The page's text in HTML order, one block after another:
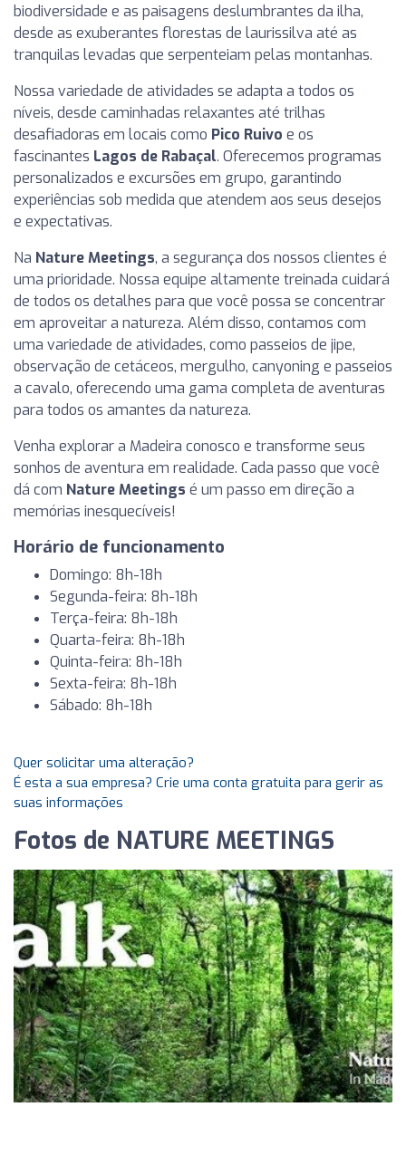
biodiversidade e as paisagens deslumbrantes da ilha,
desde as exuberantes florestas de laurissilva até as
tranquilas levadas que serpenteiam pelas montanhas.
Nossa variedade de atividades se adapta a todos os
níveis, desde caminhadas relaxantes até trilhas
desafiadoras em locais como Pico Ruivo e os
fascinantes Lagos de Rabaçal. Oferecemos programas
personalizados e excursões em grupo, garantindo
experiências sob medida que atendem aos seus desejos
e expectativas.
Na Nature Meetings, a segurança dos nossos clientes é
uma prioridade. Nossa equipe altamente treinada cuidará
de todos os detalhes para que você possa se concentrar
em aproveitar a natureza. Além disso, contamos com
uma variedade de atividades, como passeios de jipe,
observação de cetáceos, mergulho, canyoning e passeios
a cavalo, oferecendo uma gama completa de aventuras
para todos os amantes da natureza.
Venha explorar a Madeira conosco e transforme seus
sonhos de aventura em realidade. Cada passo que você
dá com Nature Meetings é um passo em direção a
memórias inesquecíveis!
Horário de funcionamento
Domingo: 8h-18h
Segunda-feira: 8h-18h
Terça-feira: 8h-18h
Quarta-feira: 8h-18h
Quinta-feira: 8h-18h
Sexta-feira: 8h-18h
Sábado: 8h-18h
Quer solicitar uma alteração?
É esta a sua empresa? Crie uma conta gratuita para gerir as
suas informações
Fotos de NATURE MEETINGS